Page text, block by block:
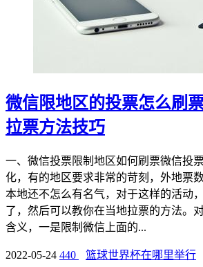
微信限地区的投票怎么刷
拉票方法技巧
一、微信投票限制地区如何刷票微信投
化，有的地区要求非常的苛刻，外地票
本地还不怎么有名气，对于这样的活动
了，然后可以教你在当地拉票的方法。
含义，一是限制微信上面的...
2022-05-24 440 篮球世界杯在哪里举行